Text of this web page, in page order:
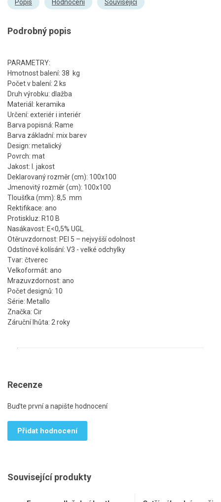
Popis Hodnocení Související
Podrobný popis
PARAMETRY:
Hmotnost balení: 38 kg
Počet v balení: 2 ks
Druh výrobku: dlažba
Materiál: keramika
Určení: exteriér i interiér
Barva popisná: Rame
Barva základní: mix barev
Design: metalický
Povrch: mat
Jakost: I. jakost
Deklarovaný rozměr (cm): 100x100
Jmenovitý rozměr (cm): 100x100
Tloušťka (mm): 8,5 mm
Rektifikace: ano
Protiskluz: R10 B
Nasákavost: E<0,5% UGL
Otěruvzdornost: PEI 5 – nejvyšší odolnost
Odstínové kolísání: V3 - velké odchylky
Tvar: čtverec
Velkoformát: ano
Mrazuvzdornost: ano
Počet designů: 10
Série: Metallo
Značka: Cir
Záruční lhůta: 2 roky
Recenze
Buďte první a napište hodnocení
Přidat hodnocení
Související produkty